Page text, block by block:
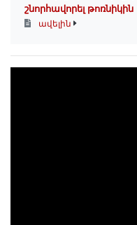
շնորհավորել թոռնիկին
ավելին